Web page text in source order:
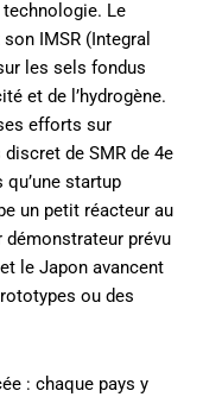
technologie. Le
IMSR (Integral
les sels fondus
et de l’hydrogène.
efforts sur
discret de SMR de 4e
startup
un petit réacteur au
prévu
et le Japon avancent
ou des
: chaque pays y